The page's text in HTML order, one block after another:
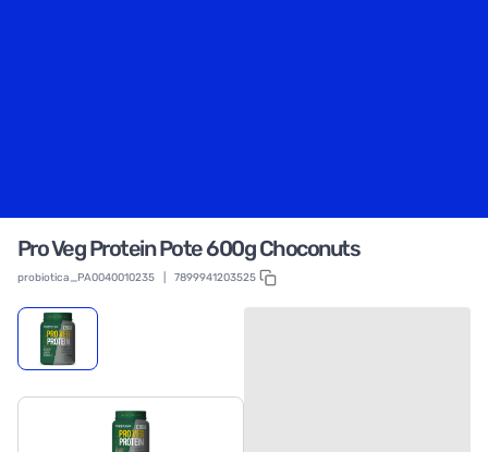
Pro Veg Protein Pote 600g Choconuts
probiotica_PA0040010235 7899941203525